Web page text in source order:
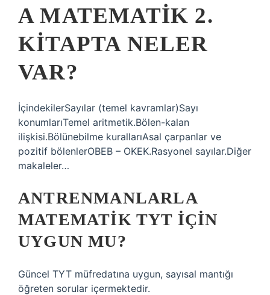
A MATEMATIK 2.
KITAPTA NELER
VAR?
İçindekilerSayılar (temel kavramlar)Sayı
konumlarıTemel aritmetik.Bölen-kalan
ilişkisi.Bölünebilme kurallarıAsal çarpanlar ve
pozitif bölenlerOBEB – OKEK.Rasyonel sayılar.Diğer
makaleler…
ANTRENMANLARLA
MATEMATIK TYT IÇIN
UYGUN MU?
Güncel TYT müfredatına uygun, sayısal mantığı
öğreten sorular içermektedir.